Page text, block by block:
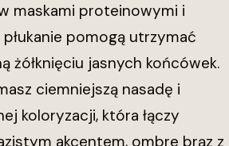
maskami proteinowymi i
pomogą utrzymać
żółknięciu jasnych końcówek.
ciemniejszą nasadę i
koloryzacji, która łączy
akcentem, ombre brąz z